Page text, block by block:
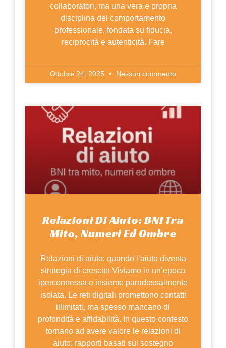
collaboratori, ma una vera e propria
disciplina del comportamento
professionale, fondata su fiducia,
reciprocità e autenticità. Fare
Ottobre 24, 2025 Nessun commento
Relazioni Di Aiuto: BNI Tra
Mito, Numeri Ed Ombre
Relazioni di aiuto: quando l’aiuto diventa
strategia di crescita Viviamo in un’epoca
iperconnessa e insieme paradossalmente
isolata. Le reti digitali promettono contatti
illimitati, ma spesso mancano di
profondità e affidabilità. In questo contesto
tornano ad avere valore le relazioni di
aiuto: rapporti basati sul sostegno